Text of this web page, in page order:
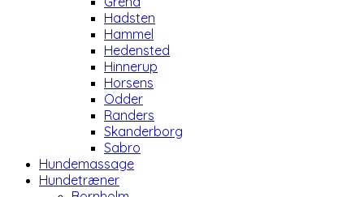
Hadsten
Hammel
Hedensted
Hinnerup
Horsens
Odder
Randers
Skanderborg
Sabro
Hundemassage
Hundetræner